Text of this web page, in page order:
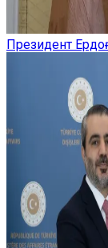
Президент